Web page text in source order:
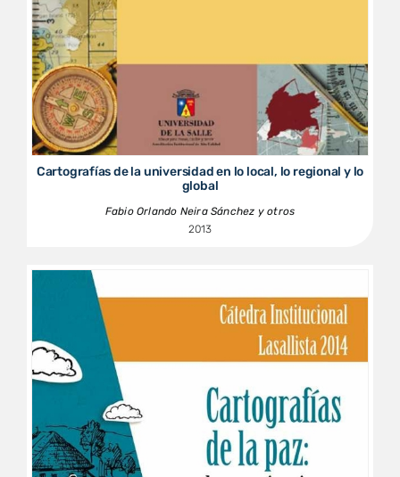
Cartografías de la universidad en lo local, lo regional y lo
global
Fabio Orlando Neira Sánchez y otros
2013